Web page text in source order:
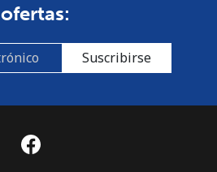
ofertas:
Suscribirse